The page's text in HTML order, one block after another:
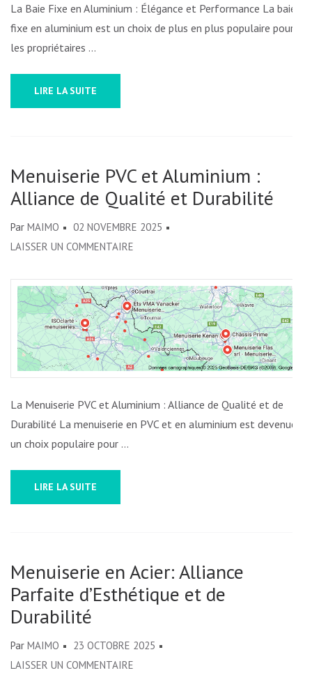
La Baie Fixe en Aluminium : Élégance et Performance La baie
fixe en aluminium est un choix de plus en plus populaire pour
les propriétaires …
LIRE LA SUITE
Menuiserie PVC et Aluminium :
Alliance de Qualité et Durabilité
Par MAIMO
02 NOVEMBRE 2025
LAISSER UN COMMENTAIRE
PVC
ET
ALUMINIUM
:
ALLIANCE
DE
QUALITÉ
ET
La Menuiserie PVC et Aluminium : Alliance de Qualité et de
Durabilité La menuiserie en PVC et en aluminium est devenue
un choix populaire pour …
LIRE LA SUITE
Menuiserie en Acier: Alliance
Parfaite d’Esthétique et de
Durabilité
Par MAIMO
23 OCTOBRE 2025
LAISSER UN COMMENTAIRE